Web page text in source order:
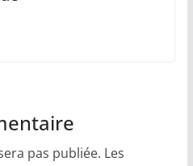
pas publiée. Les